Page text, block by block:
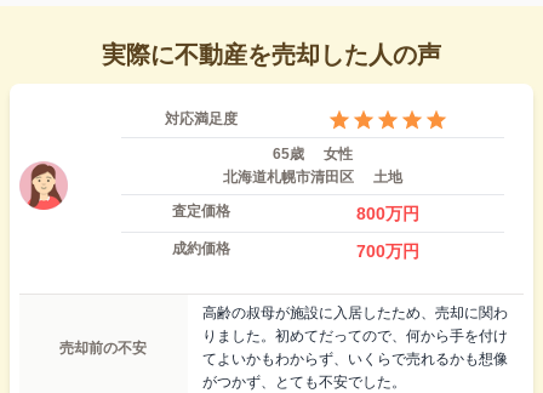
実際に不動産を売却した人の声
対応満足度
65歳
女性
北海道札幌市清田区
土地
査定価格
800万円
成約価格 700万円
売却前の不安
高齢の叔母が施設に入居したため、売却に関わ
りました。初めてだってので、何から手を付け
てよいかもわからず、いくらで売れるかも想像
がつかず、とても不安でした。